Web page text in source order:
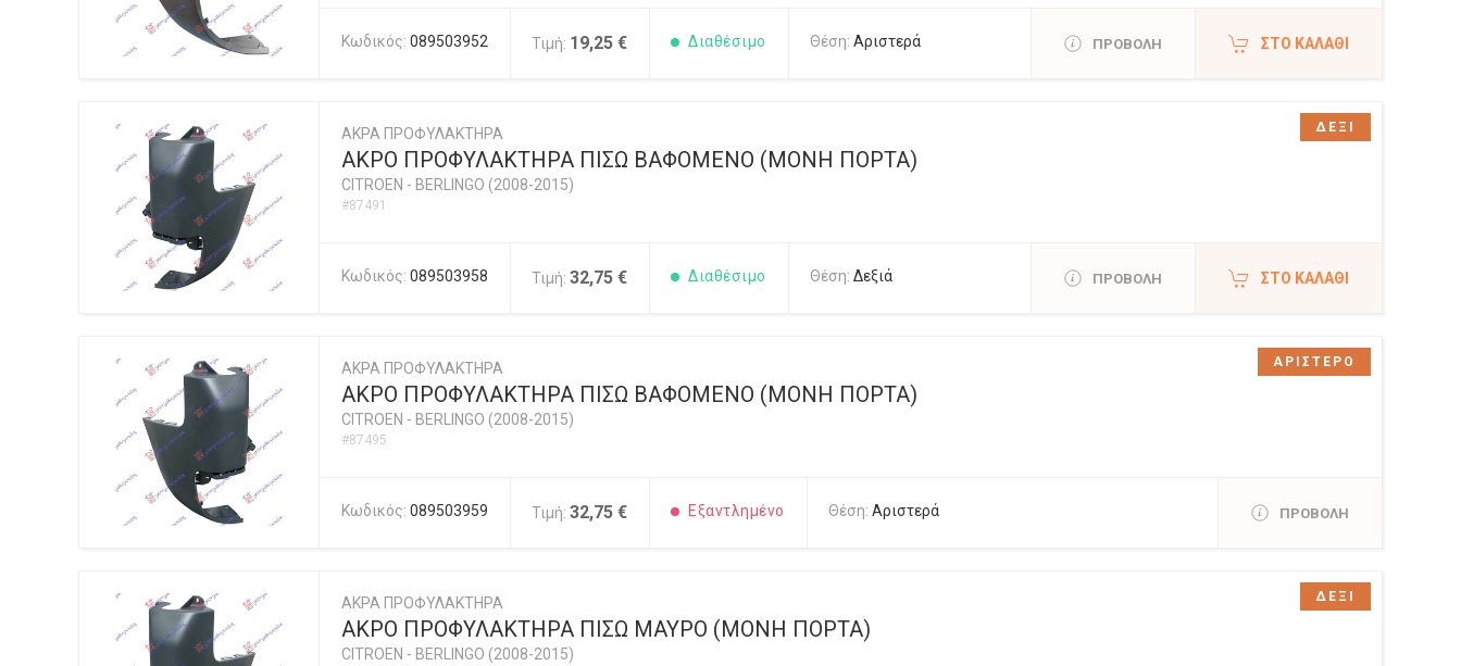
Κωδικός: 089503952 Τιμή: 19,25 € Διαθέσιμο Θέση: Αριστερά ΠΡΟΒΟΛΗ ΣΤΟ ΚΑΛΆΘΙ
ΑΚΡΑ ΠΡΟΦΥΛΑΚΤΗΡΑ
ΑΚΡΟ ΠΡΟΦΥΛΑΚΤΗΡΑ ΠΙΣΩ ΒΑΦΟΜΕΝΟ (ΜΟΝΗ ΠΟΡΤΑ)
CITROEN - BERLINGO (2008-2015)
#87491
Κωδικός: 089503958 Τιμή: 32,75 € Διαθέσιμο Θέση: Δεξιά ΠΡΟΒΟΛΗ ΣΤΟ ΚΑΛΆΘΙ
ΔΕΞΙ
ΑΚΡΑ ΠΡΟΦΥΛΑΚΤΗΡΑ
ΑΚΡΟ ΠΡΟΦΥΛΑΚΤΗΡΑ ΠΙΣΩ ΒΑΦΟΜΕΝΟ (ΜΟΝΗ ΠΟΡΤΑ)
CITROEN - BERLINGO (2008-2015)
#87495
Κωδικός: 089503959 Τιμή: 32,75 € Εξαντλημένο Θέση: Αριστερά ΠΡΟΒΟΛΗ
ΑΡΙΣΤΕΡΟ
ΑΚΡΑ ΠΡΟΦΥΛΑΚΤΗΡΑ
ΑΚΡΟ ΠΡΟΦΥΛΑΚΤΗΡΑ ΠΙΣΩ ΜΑΥΡΟ (ΜΟΝΗ ΠΟΡΤΑ)
CITROEN - BERLINGO (2008-2015)
ΔΕΞΙ